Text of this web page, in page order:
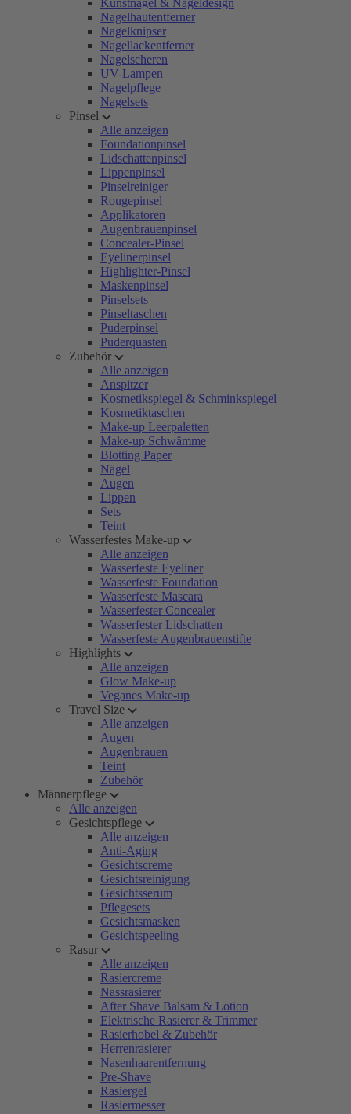
Kunstnägel & Nageldesign
Nagelhautentferner
Nagelknipser
Nagellackentferner
Nagelscheren
UV-Lampen
Nagelpflege
Nagelsets
Pinsel
Alle anzeigen
Foundationpinsel
Lidschattenpinsel
Lippenpinsel
Pinselreiniger
Rougepinsel
Applikatoren
Augenbrauenpinsel
Concealer-Pinsel
Eyelinerpinsel
Highlighter-Pinsel
Maskenpinsel
Pinselsets
Pinseltaschen
Puderpinsel
Puderquasten
Zubehör
Alle anzeigen
Anspitzer
Kosmetikspiegel & Schminkspiegel
Kosmetiktaschen
Make-up Leerpaletten
Make-up Schwämme
Blotting Paper
Nägel
Augen
Lippen
Sets
Teint
Wasserfestes Make-up
Alle anzeigen
Wasserfeste Eyeliner
Wasserfeste Foundation
Wasserfeste Mascara
Wasserfester Concealer
Wasserfester Lidschatten
Wasserfeste Augenbrauenstifte
Highlights
Alle anzeigen
Glow Make-up
Veganes Make-up
Travel Size
Alle anzeigen
Augen
Augenbrauen
Teint
Zubehör
Männerpflege
Alle anzeigen
Gesichtspflege
Alle anzeigen
Anti-Aging
Gesichtscreme
Gesichtsreinigung
Gesichtsserum
Pflegesets
Gesichtsmasken
Gesichtspeeling
Rasur
Alle anzeigen
Rasiercreme
Nassrasierer
After Shave Balsam & Lotion
Elektrische Rasierer & Trimmer
Rasierhobel & Zubehör
Herrenrasierer
Nasenhaarentfernung
Pre-Shave
Rasiergel
Rasiermesser